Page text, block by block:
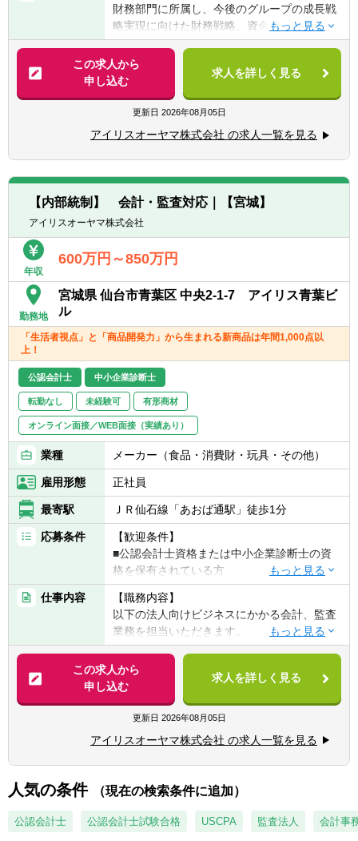
財務部門に所属し、今後のグループの成長戦
略実現に向けた財務戦略、資金運用などを管
轄します。
経営者と一体となり、経営戦略・事業状況に
あわせて、豊富な手元資金を効果的・効率的
に運用。事業アライアンスを視野に上場/非上
場株式への投資を行います。金融機関や証券
会社などから効果的な情報収集も行っていた
だきます。
将来の事業展開に向けたキャッシュを生みだ
すことや事業支援を行います。
１）資金運用業務（株式、債券、投資信託、
外貨、ファンド出資等）
アンス業務
４）財務部門として資産管理上のリスクヘッ
５）管理業務およびその他付随業務
この求人から
申し込む
求人を詳しく見る
更新日 2026年08月05日
アイリスオーヤマ株式会社 の求人一覧を見る
【内部統制】 会計・監査対応｜【宮城】
アイリスオーヤマ株式会社
年収
600万円～850万円
勤務地
宮城県 仙台市青葉区 中央2-1-7 アイリス青葉ビ
ル
「生活者視点」と「商品開発力」から生まれる新商品は年間1,000点以
上！
公認会計士 中小企業診断士
転勤なし 未経験可 有形商材
オンライン面接／WEB面接（実績あり）
業種 メーカー（食品・消費財・玩具・その他）
雇用形態 正社員
最寄駅 ＪＲ仙石線「あおば通駅」徒歩1分
応募条件
【歓迎条件】
■公認会計士資格または中小企業診断士の資
格を保有されている方
■監査法人や事業会社での関連実務経験3年以
上
（同社と同様のメーカー企業のご経験は優遇
いたします）
仕事内容
【職務内容】
以下の法人向けビジネスにかかる会計、監査
業務を担当いただきます。
■LED照明やデジタルサイネージ、建築資
材、ロボットなどの法人向けビジネスにかか
■公認会計士あるいは中小企業診断士の資格
を活かした、経営に役立つ提案・助言
■関連部署スタッフの教育
■Ｍ＆Ａ案件に対する調査、判断。着手～成
立までの実務全般
同社での法人向けビジネスを行っている部署
この求人から
申し込む
求人を詳しく見る
更新日 2026年08月05日
アイリスオーヤマ株式会社 の求人一覧を見る
人気の条件 （現在の検索条件に追加）
公認会計士 公認会計士試験合格 USCPA 監査法人 会計事